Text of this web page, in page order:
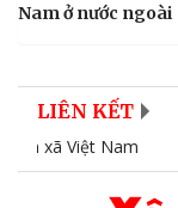
Nam ở nước ngoài
LIÊN KẾT
Việt Nam